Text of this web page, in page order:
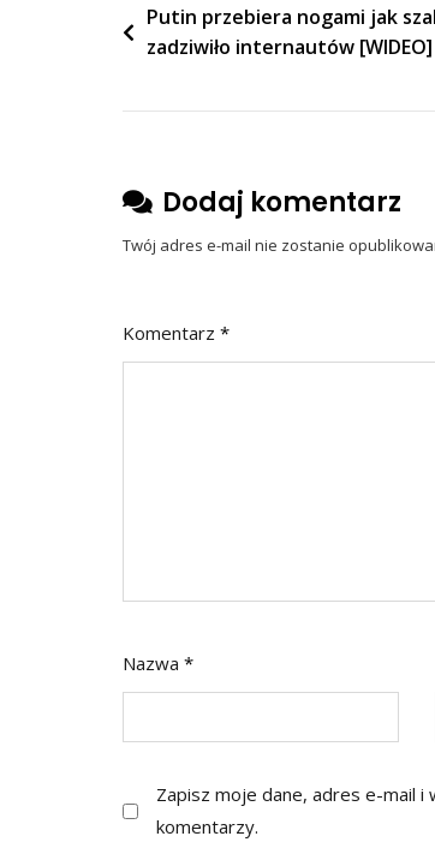
Nawigacja
wpisu
Putin przebiera nogami jak
zadziwiło internautów [WIDEO]
Dodaj komentarz
Twój adres e-mail nie zostanie
Komentarz *
Nazwa *
Zapisz moje dane, adres e-mail i
komentarzy.